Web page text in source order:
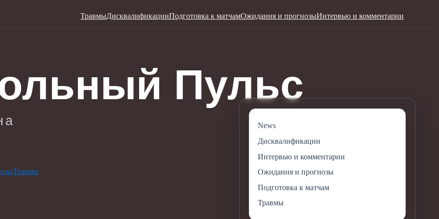
ТравмыДисквалификацииПодготовка к матчамОжидания и прогнозыИнтервью и комментарии
Травмы
News
Дисквалификации
Интервью и комментарии
Ожидания и прогнозы
Подготовка к матчам
Травмы